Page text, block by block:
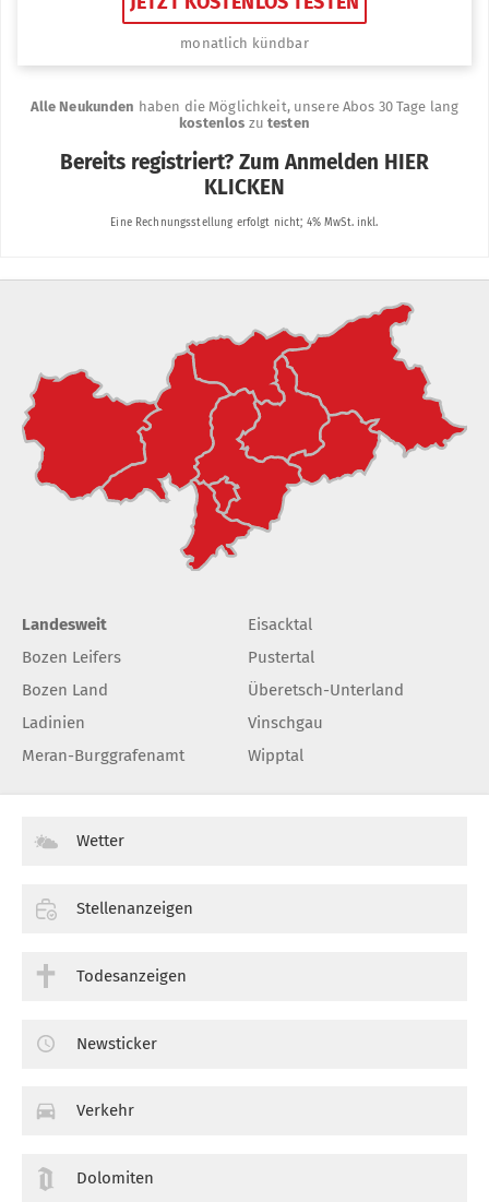
Landesweit
Bozen Leifers
Bozen Land
Ladinien
Meran-Burggrafenamt
Eisacktal
Pustertal
Überetsch-Unterland
Vinschgau
Wipptal
Wetter
Stellenanzeigen
Todesanzeigen
Newsticker
Verkehr
Dolomiten